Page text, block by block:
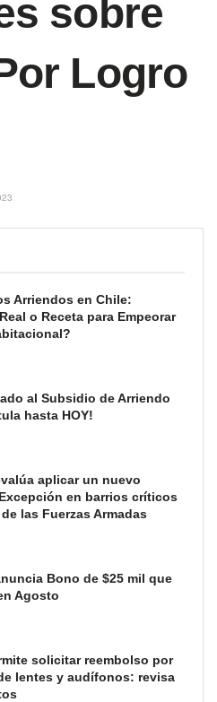
sobre
Logro
Arriendos en Chile:
o Receta para Empeorar
al Subsidio de Arriendo
hasta HOY!
aplicar un nuevo
en barrios críticos
las Fuerzas Armadas
Bono de $25 mil que
Agosto
solicitar reembolso por
lentes y audífonos: revisa